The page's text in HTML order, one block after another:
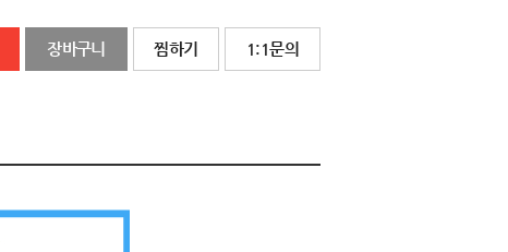
장바구니 찜하기 1:1문의